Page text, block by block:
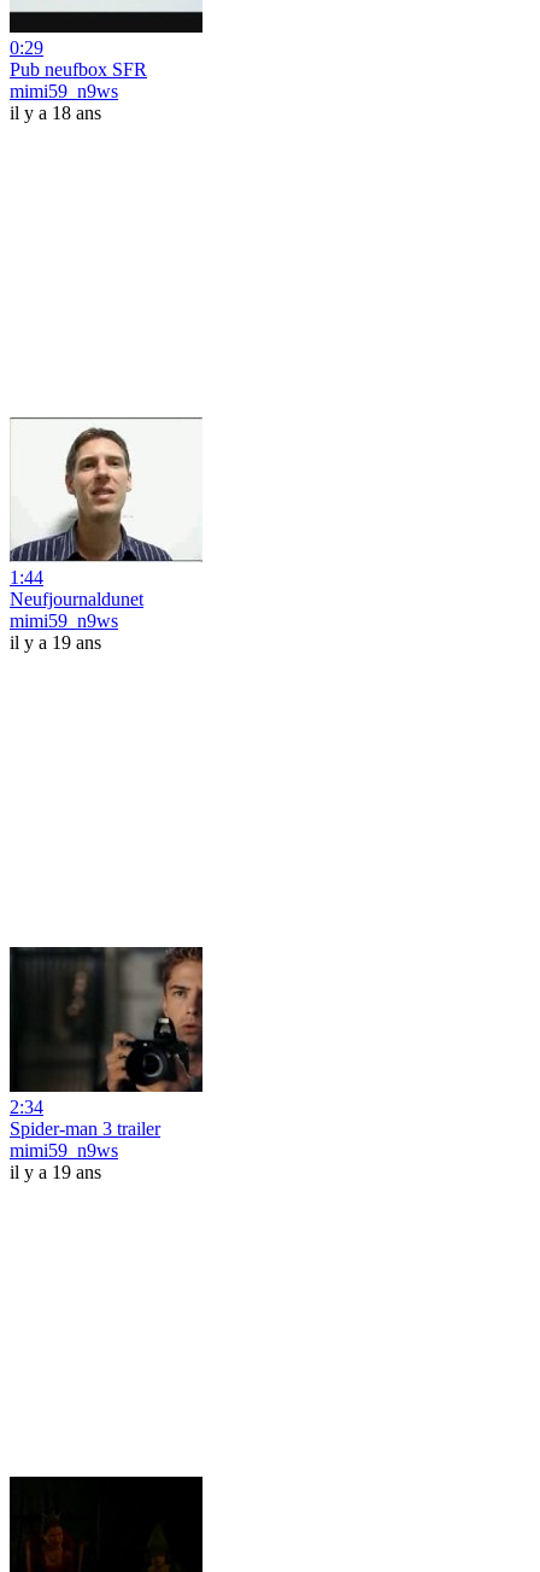
0:29
Pub neufbox SFR
mimi59_n9ws
il y a 18 ans
1:44
Neufjournaldunet
mimi59_n9ws
il y a 19 ans
2:34
Spider-man 3 trailer
mimi59_n9ws
il y a 19 ans